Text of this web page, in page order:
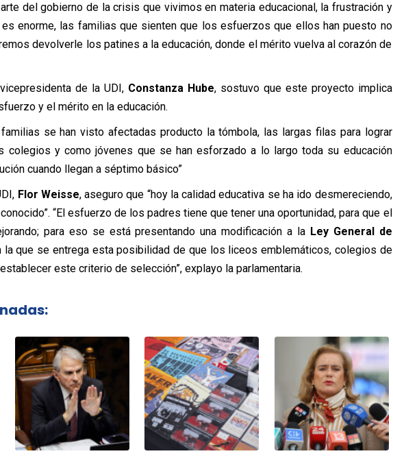
del gobierno de la crisis que vivimos en materia educacional, la frustración y
enorme, las familias que sienten que los esfuerzos que ellos han puesto no
devolverle los patines a la educación, donde el mérito vuelva al corazón de
de la UDI, Constanza Hube, sostuvo que este proyecto implica
y el mérito en la educación.
se han visto afectadas producto la tómbola, las largas filas para lograr
colegios y como jóvenes que se han esforzado a lo largo toda su educación
cuando llegan a séptimo básico”
Flor Weisse, aseguro que “hoy la calidad educativa se ha ido desmereciendo,
“El esfuerzo de los padres tiene que tener una oportunidad, para que el
para eso se está presentando una modificación a la Ley General de
la que se entrega esta posibilidad de que los liceos emblemáticos, colegios de
este criterio de selección”, explayo la parlamentaria.